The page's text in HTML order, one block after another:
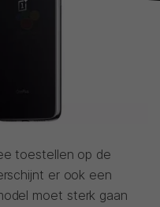
toestellen op de
er ook een
moet sterk gaan